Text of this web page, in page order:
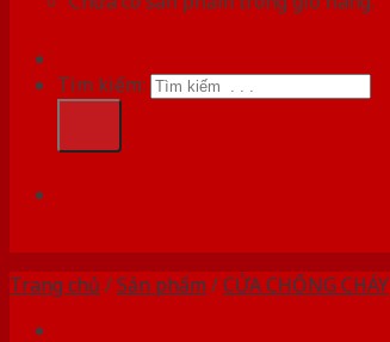
Tìm kiếm:
Trang chủ /Sản phẩm /CỬA CHỐNG CHÁY